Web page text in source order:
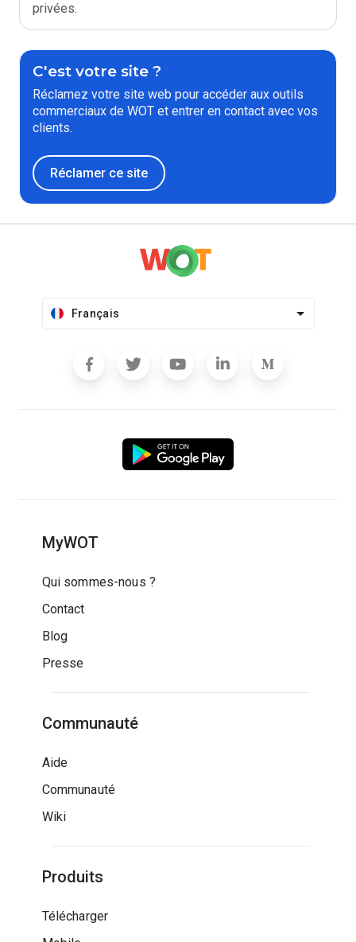
privées.
C'est votre site ?
Réclamez votre site web pour accéder aux outils
commerciaux de WOT et entrer en contact avec vos
clients.
Réclamer ce site
Français
MyWOT
Qui sommes-nous ?
Contact
Blog
Presse
Communauté
Aide
Communauté
Wiki
Produits
Télécharger